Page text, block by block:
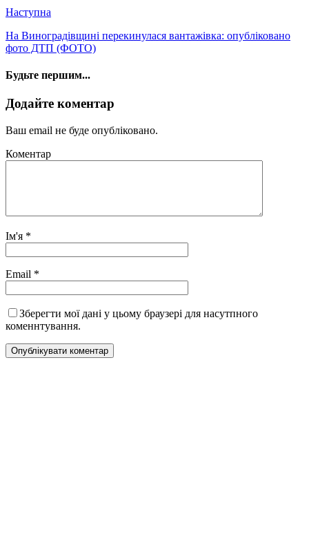
Наступна
На Виноградівщині перекинулася вантажівка: опубліковано
фото ДТП (ФОТО)
Будьте першим...
Додайте коментар
Ваш email не буде опубліковано.
Коментар
Ім'я *
Email *
Зберегти мої дані у цьому браузері для насутпного
коменнтування.